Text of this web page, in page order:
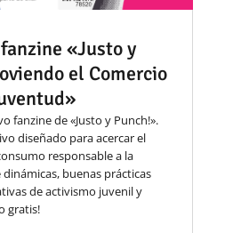
«Justo y
el Comercio
fanzine de «Justo y Punch!».
diseñado para acercar el
responsable a la
buenas prácticas
de activismo juvenil y
gratis!